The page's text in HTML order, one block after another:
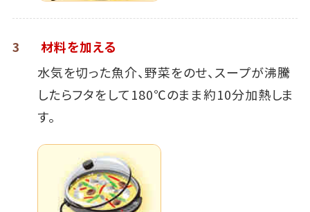
3
材料を加える
水気を切った魚介、野菜をのせ、スープが沸騰
したらフタをして180℃のまま約10分加熱しま
す。